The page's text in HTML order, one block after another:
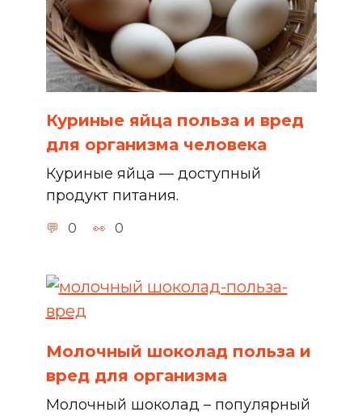
Куриные яйца польза и вред
для организма человека
Куриные яйца — доступный
продукт питания.
0 0
Молочный шоколад польза и
вред для организма
Молочный шоколад – популярный